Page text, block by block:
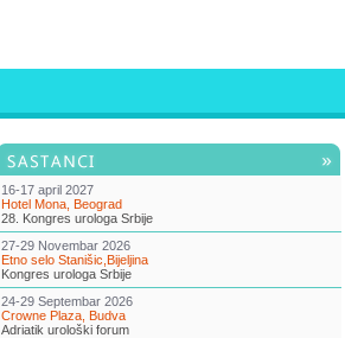
16-17 april 2027
Hotel Mona, Beograd
28. Kongres urologa Srbije
27-29 Novembar 2026
Etno selo Stanišic,Bijeljina
Kongres urologa Srbije
24-29 Septembar 2026
Crowne Plaza, Budva
Adriatik urološki forum